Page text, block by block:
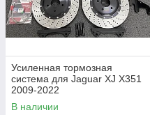
Усиленная тормозная
система для Jaguar XJ X351
2009-2022
В наличии